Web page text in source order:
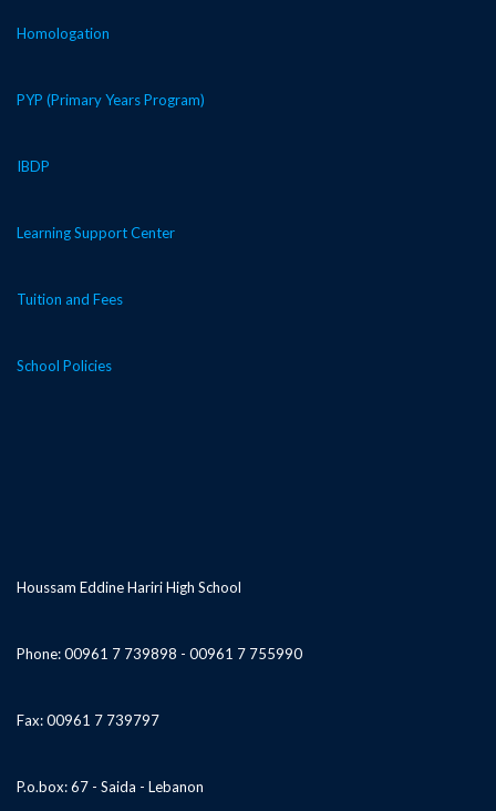
Homologation
PYP (Primary Years Program)
IBDP
Learning Support Center
Tuition and Fees
School Policies
Houssam Eddine Hariri High School
Phone: 00961 7 739898 - 00961 7 755990
Fax: 00961 7 739797
P.o.box: 67 - Saida - Lebanon